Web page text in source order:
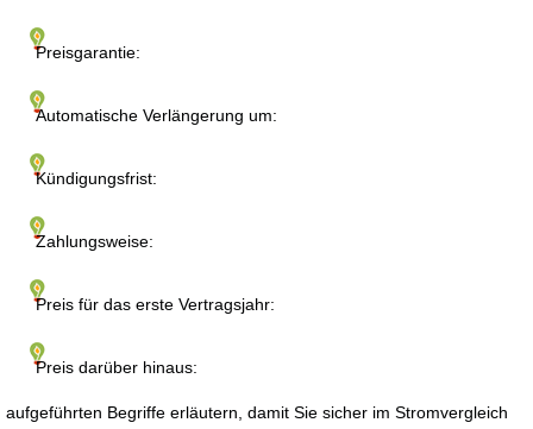
Preisgarantie:
Automatische Verlängerung um:
Kündigungsfrist:
Zahlungsweise:
Preis für das erste Vertragsjahr:
Preis darüber hinaus:
aufgeführten Begriffe erläutern, damit Sie sicher im Stromvergleich